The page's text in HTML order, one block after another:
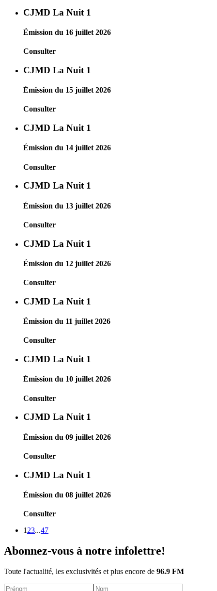
CJMD La Nuit 1
Émission du 16 juillet 2026
Consulter
CJMD La Nuit 1
Émission du 15 juillet 2026
Consulter
CJMD La Nuit 1
Émission du 14 juillet 2026
Consulter
CJMD La Nuit 1
Émission du 13 juillet 2026
Consulter
CJMD La Nuit 1
Émission du 12 juillet 2026
Consulter
CJMD La Nuit 1
Émission du 11 juillet 2026
Consulter
CJMD La Nuit 1
Émission du 10 juillet 2026
Consulter
CJMD La Nuit 1
Émission du 09 juillet 2026
Consulter
CJMD La Nuit 1
Émission du 08 juillet 2026
Consulter
1 23...47
Abonnez-vous à notre infolettre!
Toute l'actualité, les exclusivités et plus encore de 96.9 FM